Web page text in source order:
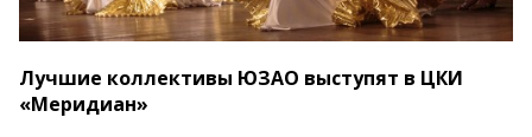
Лучшие коллективы ЮЗАО выступят в ЦКИ
«Меридиан»